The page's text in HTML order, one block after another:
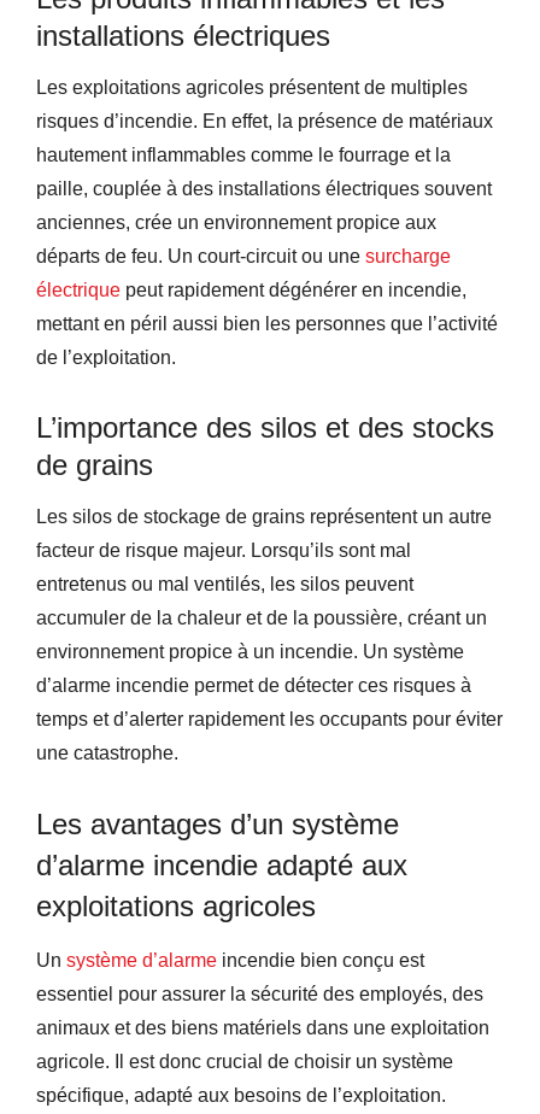
installations électriques
Les exploitations agricoles présentent de multiples
risques d’incendie. En effet, la présence de matériaux
hautement inflammables comme le fourrage et la
paille, couplée à des installations électriques souvent
anciennes, crée un environnement propice aux
départs de feu. Un court-circuit ou une surcharge
électrique peut rapidement dégénérer en incendie,
mettant en péril aussi bien les personnes que l’activité
de l’exploitation.
L’importance des silos et des stocks
de grains
Les silos de stockage de grains représentent un autre
facteur de risque majeur. Lorsqu’ils sont mal
entretenus ou mal ventilés, les silos peuvent
accumuler de la chaleur et de la poussière, créant un
environnement propice à un incendie. Un système
d’alarme incendie permet de détecter ces risques à
temps et d’alerter rapidement les occupants pour éviter
une catastrophe.
Les avantages d’un système
d’alarme incendie adapté aux
exploitations agricoles
Un système d’alarme incendie bien conçu est
essentiel pour assurer la sécurité des employés, des
animaux et des biens matériels dans une exploitation
agricole. Il est donc crucial de choisir un système
spécifique, adapté aux besoins de l’exploitation.